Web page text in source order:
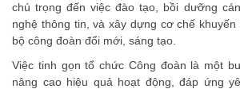
chú trọng đến việc đào tạo, bồi dưỡng
nghệ thông tin, và xây dựng cơ chế
bộ công đoàn đổi mới, sáng tạo.
Việc tinh gọn tổ chức Công đoàn là một
nâng cao hiệu quả hoạt động, đáp ứng